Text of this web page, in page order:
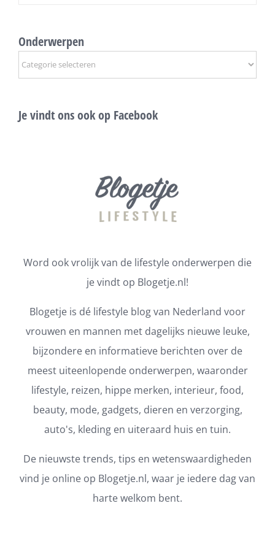
Onderwerpen
Onderwerpen
Je vindt ons ook op Facebook
Word ook vrolijk van de lifestyle onderwerpen die
je vindt op Blogetje.nl!
Blogetje is dé lifestyle blog van Nederland voor
vrouwen en mannen met dagelijks nieuwe leuke,
bijzondere en informatieve berichten over de
meest uiteenlopende onderwerpen, waaronder
lifestyle, reizen, hippe merken, interieur, food,
beauty, mode, gadgets, dieren en verzorging,
auto's, kleding en uiteraard huis en tuin.
De nieuwste trends, tips en wetenswaardigheden
vind je online op Blogetje.nl, waar je iedere dag van
harte welkom bent.